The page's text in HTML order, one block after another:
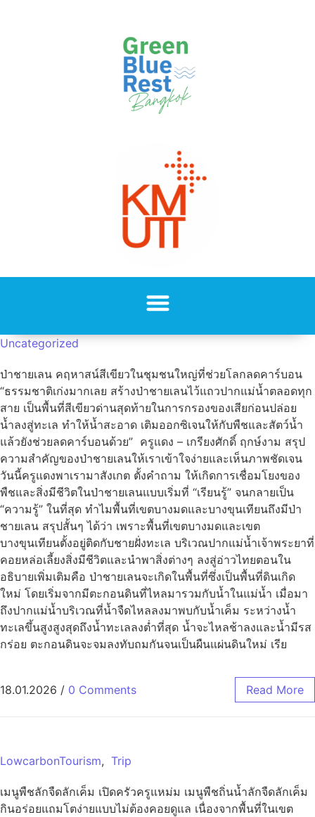
Uncategorized
ป่าชายเลน คฤหาสน์สีเขียวในชุมชนใหญ่ที่ช่วยโลกลดคาร์บอน
“ธรรมชาติเก่งมากเลย สร้างป่าชายเลนไว้แถวปากแม่น้ำตลอดทุก
สาย เป็นพื้นที่สีเขียวด่านสุดท้ายในการกรองของเสียก่อนปล่อย
น้ำลงสู่ทะเล ทำให้น้ำสะอาด เติมออกซิเจนให้กับพืชและสัตว์น้ำ
แล้วยังช่วยลดคาร์บอนด้วย” ครูแดง – เกรียงศักดิ์ ฤกษ์งาม สรุป
ความสำคัญของป่าชายเลนให้เราเข้าใจง่ายและเห็นภาพชัดเจน
วันนี้ครูแดงพาเรามาสังเกต ตั้งคำถาม ให้เกิดการเชื่อมโยงของ
พืชและสิ่งมีชีวิตในป่าชายเลนแบบเริ่มที่ “เรียนรู้” จนกลายเป็น
“ความรู้” ในที่สุด ทำไมพื้นที่เขตบางมดและบางขุนเทียนถึงมีป่า
ชายเลน สรุปสั้นๆ ได้ว่า เพราะพื้นที่เขตบางมดและเขต
บางขุนเทียนตั้งอยู่ติดกับชายฝั่งทะเล บริเวณปากแม่น้ำเจ้าพระยาที่
คอยหล่อเลี้ยงสิ่งมีชีวิตและนำพาสิ่งต่างๆ ลงสู่อ่าวไทยตอนใน
อธิบายเพิ่มเติมคือ ป่าชายเลนจะเกิดในพื้นที่ซึ่งเป็นพื้นที่ดินเกิด
ใหม่ โดยเริ่มจากมีตะกอนดินที่ไหลมารวมกับน้ำในแม่น้ำ เมื่อมา
ถึงปากแม่น้ำบริเวณที่น้ำจืดไหลลงมาพบกับน้ำเค็ม ระหว่างน้ำ
ทะเลขึ้นสูงสูงสุดถึงน้ำทะเลลงต่ำที่สุด น้ำจะไหลช้าลงและน้ำมีรส
กร่อย ตะกอนดินจะจมลงทับถมกันจนเป็นผืนแผ่นดินใหม่ เรีย
18.01.2026 / 0 Comments Read More
LowcarbonTourism, Trip
เมนูพืชลักจืดลักเค็ม เปิดครัวครูแหม่ม เมนูพืชถิ่นน้ำลักจืดลักเค็ม
กินอร่อยแถมโตง่ายแบบไม่ต้องคอยดูแล เนื่องจากพื้นที่ในเขต